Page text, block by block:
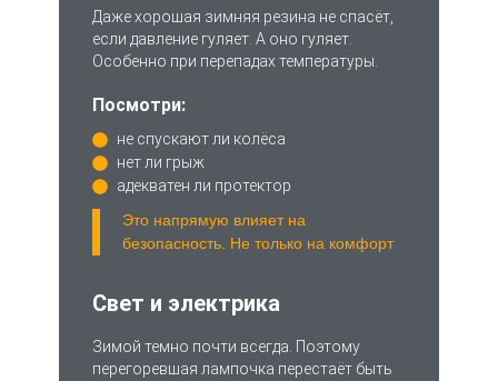
Даже хорошая зимняя резина не спасёт,
если давление гуляет. А оно гуляет.
Особенно при перепадах температуры.
Посмотри:
не спускают ли колёса
нет ли грыж
адекватен ли протектор
Это напрямую влияет на
безопасность. Не только на комфорт
Свет и электрика
Зимой темно почти всегда. Поэтому
перегоревшая лампочка перестаёт быть